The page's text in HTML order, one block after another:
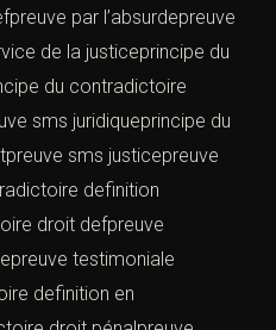
par l’absurdepreuve
de la justiceprincipe du
du contradictoire
sms juridiqueprincipe du
sms justicepreuve
definition
droit defpreuve
testimoniale
definition en